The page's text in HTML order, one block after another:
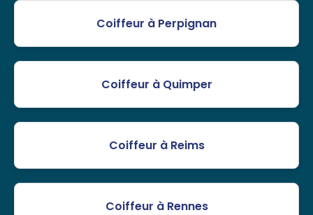
Coiffeur à Perpignan
Coiffeur à Quimper
Coiffeur à Reims
Coiffeur à Rennes